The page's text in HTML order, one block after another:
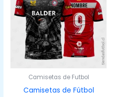
Camisetas de Futbol
Camisetas de Fútbol